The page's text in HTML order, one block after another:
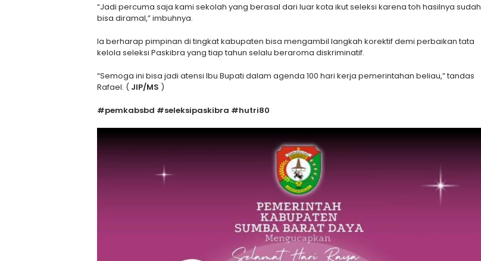
“Jadi percuma saja kami sekolah yang berasal dari luar kota ikut seleksi karena toh hasilnya sudah
bisa diramal,” imbuhnya.
Ia berharap pimpinan di tingkat kabupaten bisa mengambil langkah korektif demi perbaikan tata
kelola seleksi Paskibra yang tiap tahun selalu beraroma diskriminatif.
“Semoga ini bisa jadi atensi Ibu Bupati dalam agenda 100 hari kerja pemerintahan beliau,” tandas
Rafael. ( JIP/MS )
#pemkabsbd #seleksipaskibra #hutri80